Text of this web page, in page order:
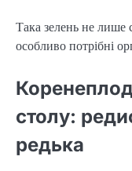
Така зелень не лише
особливо потрібні
столу:
редька